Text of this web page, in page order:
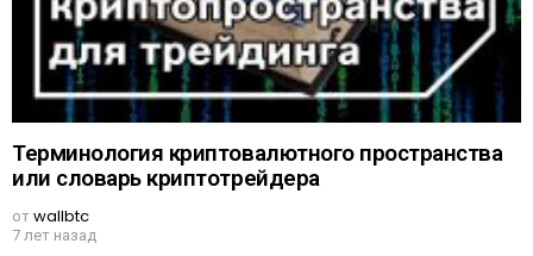
Терминология криптовалютного пространства
или словарь криптотрейдера
отwallbtc
7 лет назад